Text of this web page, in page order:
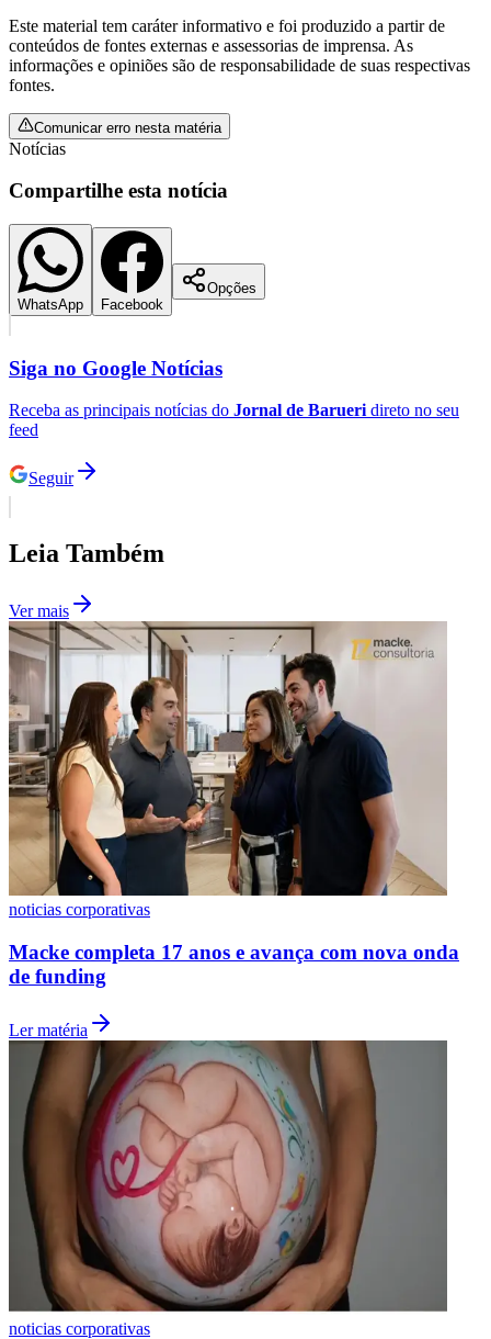
Internacional
Atlético-MG
Este material tem caráter informativo e foi produzido a partir de
conteúdos de fontes externas e assessorias de imprensa. As
informações e opiniões são de responsabilidade de suas respectivas
fontes.
Comunicar erro nesta matéria
Notícias
Compartilhe esta notícia
WhatsApp Facebook
Opções
Siga no Google Notícias
Receba as principais notícias do Jornal de Barueridireto no seu
feed
Seguir
Leia Também
Ver mais
noticias corporativas
Macke completa 17 anos e avança com nova onda
de funding
Ler matéria
noticias corporativas